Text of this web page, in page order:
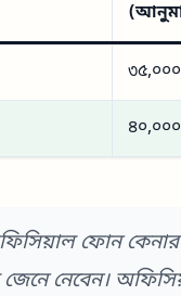
ফোন কেনার
জেনে নেবেন।